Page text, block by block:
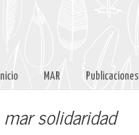
Inicio MAR Publicaciones
mar solidaridad